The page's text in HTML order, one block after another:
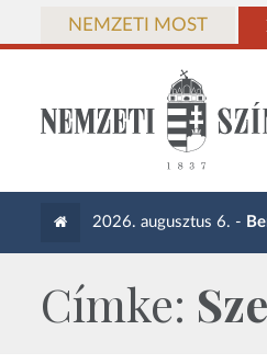
NEMZETI MOST
2026. augusztus 6. -
Címke: